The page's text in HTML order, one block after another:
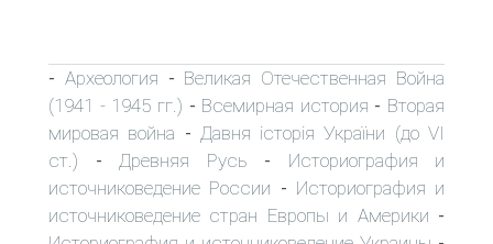
- Археология - Великая Отечественная Война
(1941 - 1945 гг.) - Всемирная история - Вторая
мировая война - Давня історія України (до VI
ст.) - Древняя Русь - Историография и
источниковедение России - Историография и
источниковедение стран Европы и Америки -